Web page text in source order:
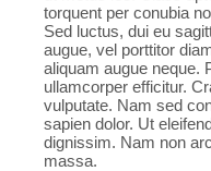
torquent per conubia
Sed luctus, dui eu
augue, vel porttitor
aliquam augue neque.
ullamcorper efficitur.
vulputate. Nam sed
sapien dolor. Ut
dignissim. Nam non
massa.